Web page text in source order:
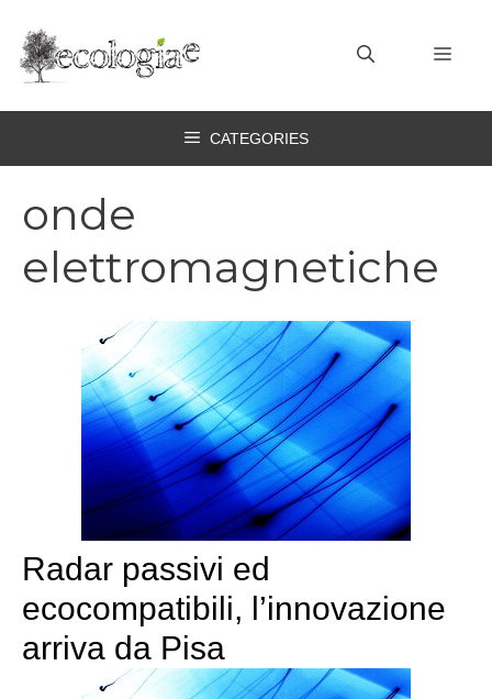
contenuto
CATEGORIES
onde
elettromagnetiche
Radar passivi ed
ecocompatibili, l’innovazione
arriva da Pisa